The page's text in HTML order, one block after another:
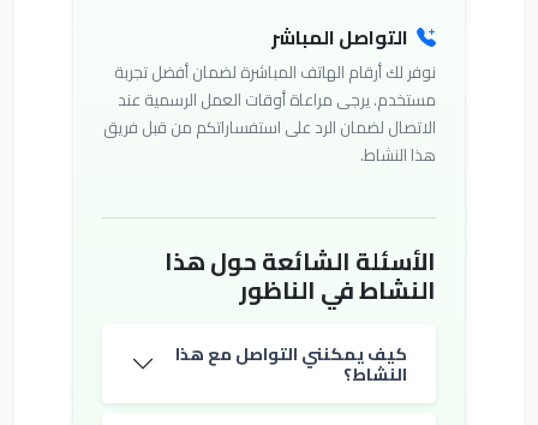
التواصل المباشر
نوفر لك أرقام الهاتف المباشرة لضمان أفضل تجربة
مستخدم. يرجى مراعاة أوقات العمل الرسمية عند
الاتصال لضمان الرد على استفساراتكم من قبل فريق
هذا النشاط.
الأسئلة الشائعة حول هذا
النشاط في الناظور
كيف يمكنني التواصل مع هذا
النشاط؟